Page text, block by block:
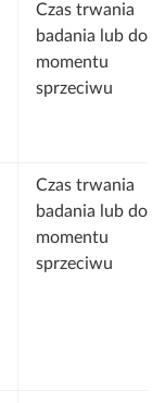
Czas trwania
badania lub do
momentu
sprzeciwu
Czas trwania
badania lub do
momentu
sprzeciwu